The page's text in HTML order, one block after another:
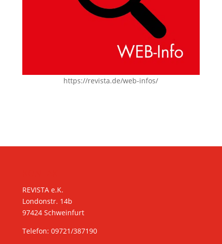
https://revista.de/web-infos/
REVISTA e.K.
Londonstr. 14b
97424 Schweinfurt
Telefon: 09721/387190